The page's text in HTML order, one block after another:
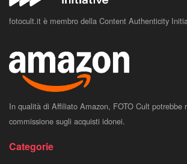
fotocult.it è membro della Content Authenticity
In qualità di Affiliato Amazon, FOTO Cult potrebbe
commissione sugli acquisti idonei.
Categorie